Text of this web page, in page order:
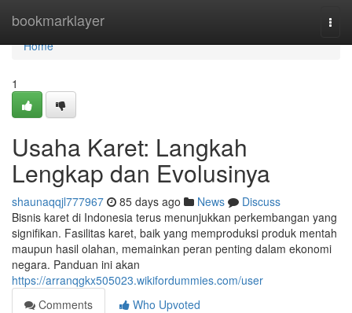
bookmarklayer
Home
Home
1
Usaha Karet: Langkah
Lengkap dan Evolusinya
shaunaqqjl777967 85 days ago News
Discuss
Bisnis karet di Indonesia terus menunjukkan perkembangan yang
signifikan. Fasilitas karet, baik yang memproduksi produk mentah
maupun hasil olahan, memainkan peran penting dalam ekonomi
negara. Panduan ini akan
https://arranqgkx505023.wikifordummies.com/user
Comments
Who Upvoted